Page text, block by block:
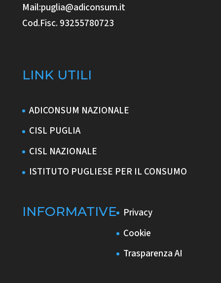
Mail:puglia@adiconsum.it
Cod.Fisc. 93255780723
LINK UTILI
ADICONSUM NAZIONALE
CISL PUGLIA
CISL NAZIONALE
ISTITUTO PUGLIESE PER IL CONSUMO
INFORMATIVE
Privacy
Cookie
Trasparenza AI